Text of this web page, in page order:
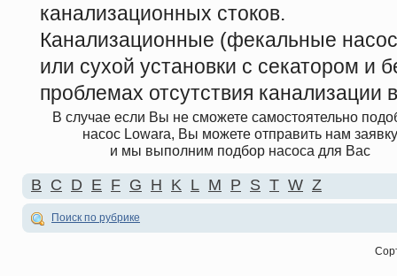
канализационных стоков.
Канализационные (фекальные
или сухой установки с секатором и
проблемах отсутствия
В случае если Вы не сможете самостоятельно
насос Lowara, Вы можете отправить нам заявку
и мы выполним подбор насоса для Вас
B C D E F G H K L M P S T W Z
Поиск по рубрике